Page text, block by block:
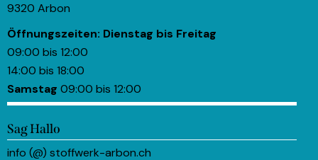
9320 Arbon
Öffnungszeiten: Dienstag bis Freitag
09:00 bis 12:00
14:00 bis 18:00
Samstag 09:00 bis 12:00
Sag Hallo
info (@) stoffwerk-arbon.ch